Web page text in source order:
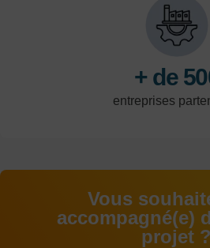
logistique.
+ de
entreprises
Vous
accompagné(e)
projet ?